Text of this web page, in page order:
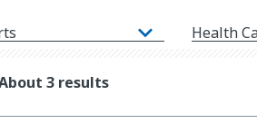
Health
3 results